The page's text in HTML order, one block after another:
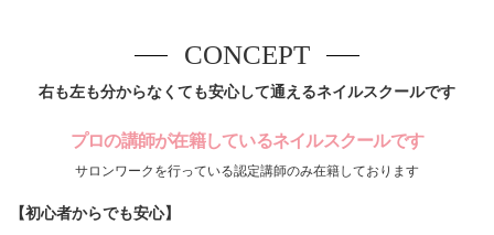
右も左も分からなくても安心して通えるネイルスクールです
CONCEPT
プロの講師が在籍しているネイルスクールです
サロンワークを行っている認定講師のみ在籍しております
【初心者からでも安心】